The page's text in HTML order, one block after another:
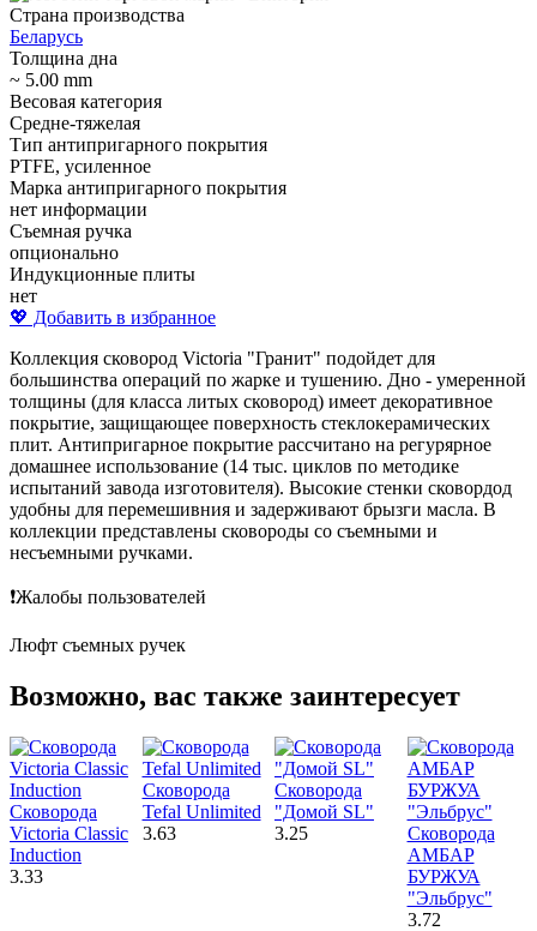
Страна производства
Беларусь
Толщина дна
~ 5.00 mm
Весовая категория
Средне-тяжелая
Тип антипригарного покрытия
PTFE, усиленное
Марка антипригарного покрытия
нет информации
Съемная ручка
опционально
Индукционные плиты
нет
💖 Добавить в избранное
Коллекция сковород Victoria "Гранит" подойдет для
большинства операций по жарке и тушению. Дно - умеренной
толщины (для класса литых сковород) имеет декоративное
покрытие, защищающее поверхность стеклокерамических
плит. Антипригарное покрытие рассчитано на регурярное
домашнее использование (14 тыс. циклов по методике
испытаний завода изготовителя). Высокие стенки сковордод
удобны для перемешивния и задерживают брызги масла. В
коллекции представлены сковороды со съемными и
несъемными ручками.
❗Жалобы пользователей
Люфт съемных ручек
Возможно, вас также заинтересует
Сковорода
Victoria Classic
Induction
3.33
Сковорода
Tefal Unlimited
3.63
Сковорода
"Домой SL"
3.25
Сковорода
АМБАР
БУРЖУА
"Эльбрус"
3.72